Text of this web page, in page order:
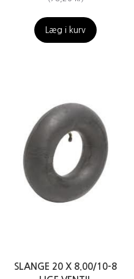
Læg i kurv
SLANGE 20 X 8.00/10-8